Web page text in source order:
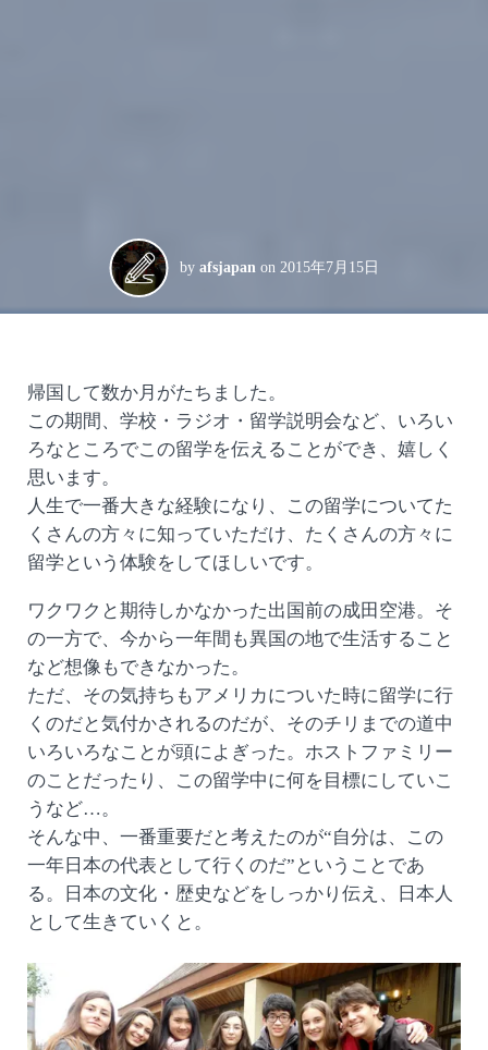
by afsjapan on 2015年7月15日
帰国して数か月がたちました。
この期間、学校・ラジオ・留学説明会など、いろい
ろなところでこの留学を伝えることができ、嬉しく
思います。
人生で一番大きな経験になり、この留学についてた
くさんの方々に知っていただけ、たくさんの方々に
留学という体験をしてほしいです。
ワクワクと期待しかなかった出国前の成田空港。そ
の一方で、今から一年間も異国の地で生活すること
など想像もできなかった。
ただ、その気持ちもアメリカについた時に留学に行
くのだと気付かされるのだが、そのチリまでの道中
いろいろなことが頭によぎった。ホストファミリー
のことだったり、この留学中に何を目標にしていこ
うなど…。
そんな中、一番重要だと考えたのが“自分は、この
一年日本の代表として行くのだ”ということであ
る。日本の文化・歴史などをしっかり伝え、日本人
として生きていくと。